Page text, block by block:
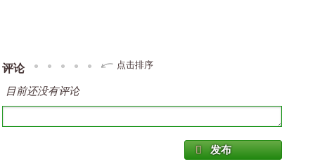
评论 点击排序
目前还没有评论
发布